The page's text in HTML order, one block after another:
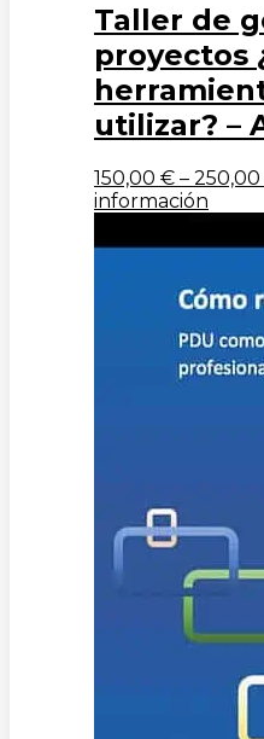
Taller de
proyectos
utilizar? –
150,00 € – 250,00
información